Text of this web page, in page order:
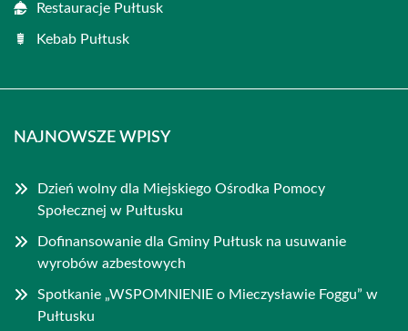
Restauracje Pułtusk
Kebab Pułtusk
NAJNOWSZE WPISY
Dzień wolny dla Miejskiego Ośrodka Pomocy
Społecznej w Pułtusku
Dofinansowanie dla Gminy Pułtusk na usuwanie
wyrobów azbestowych
Spotkanie „WSPOMNIENIE o Mieczysławie Foggu” w
Pułtusku